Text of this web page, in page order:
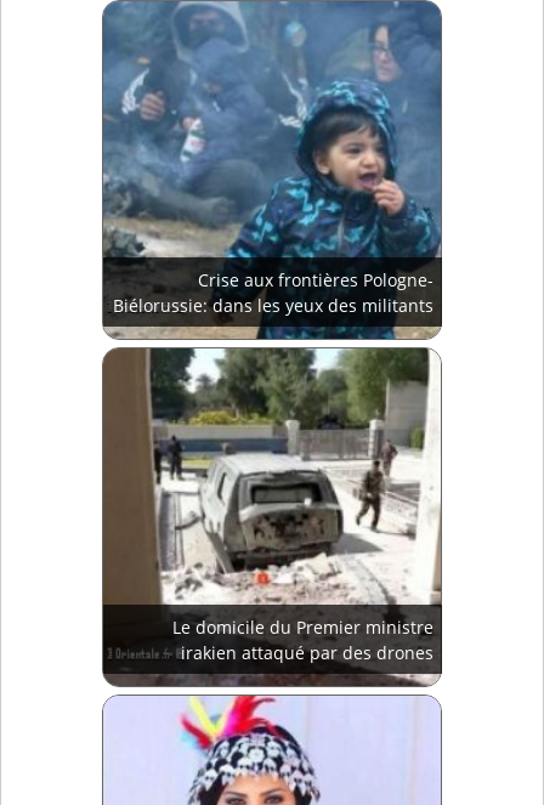
Crise aux frontières Pologne-
Biélorussie: dans les yeux des militants
Le domicile du Premier ministre
irakien attaqué par des drones